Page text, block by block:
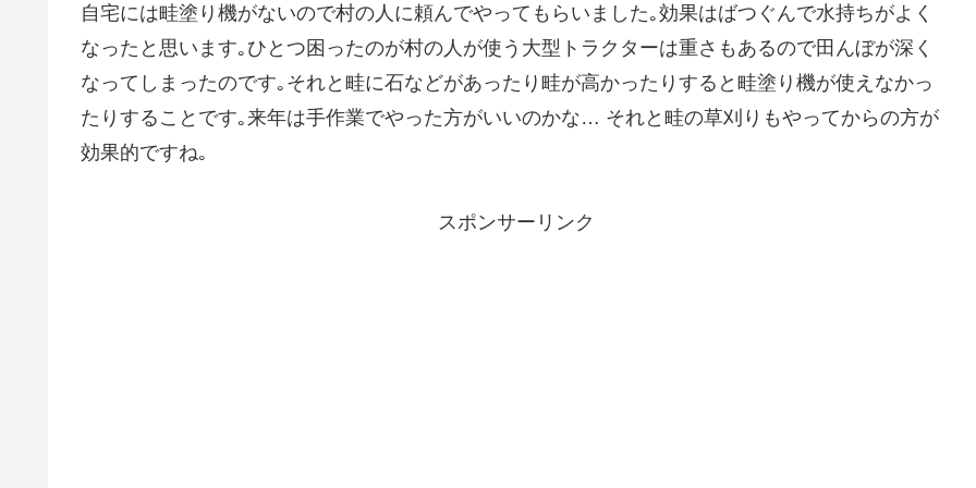
自宅には畦塗り機がないので村の人に頼んでやってもらいました｡効果はばつぐんで水持ちがよく
なったと思います｡ひとつ困ったのが村の人が使う大型トラクターは重さもあるので田んぼが深く
なってしまったのです｡それと畦に石などがあったり畦が高かったりすると畦塗り機が使えなかっ
たりすることです｡来年は手作業でやった方がいいのかな… それと畦の草刈りもやってからの方が
効果的ですね｡
スポンサーリンク